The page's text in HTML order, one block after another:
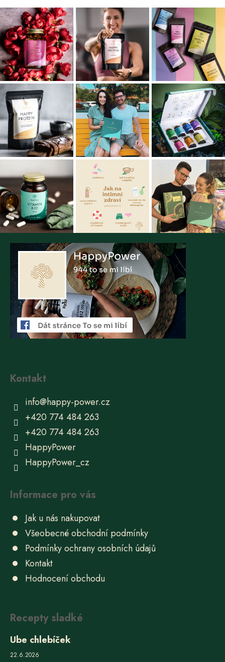
Kontakt
info@happy-power.cz
+420 774 484 263
+420 774 484 263
HappyPower
HappyPower_cz
Informace pro vás
Jak u nás nakupovat
Všeobecné obchodní podmínky
Podmínky ochrany osobních údajů
Kontakt
Hodnocení obchodu
Recepty sladké
Ube chlebíček
22.6.2026